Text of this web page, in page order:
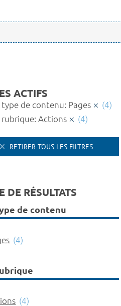
ACTIFS
type de contenu: Pages
(4)
rubrique: Actions
(4)
RETIRER TOUS LES FILTRES
DE RÉSULTATS
de contenu
(4)
(4)